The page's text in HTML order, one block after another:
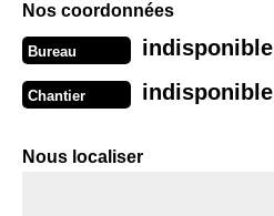
Nos coordonnées
Bureau indisponible
Chantier indisponible
Nous localiser